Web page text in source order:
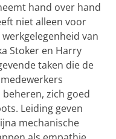
hand over hand
niet alleen voor
van
Stoker en Harry
taken die de
zich goed
Leiding geven
mechanische